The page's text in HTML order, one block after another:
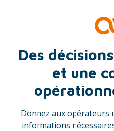
Des
et une
Donnez aux opérateurs
informations